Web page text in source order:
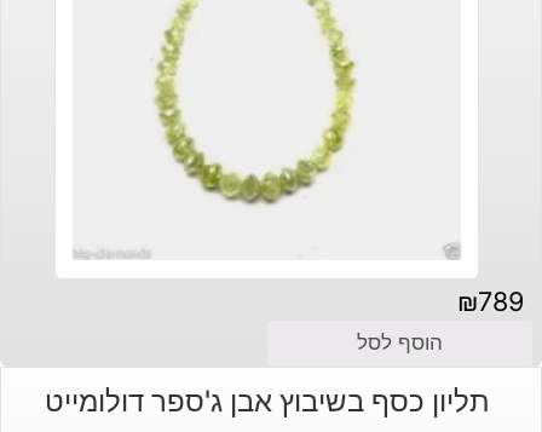
₪789
הוסף לסל
תליון כסף בשיבוץ אבן ג'ספר דולומייט